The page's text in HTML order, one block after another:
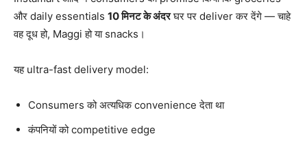
और daily essentials 10 मिनट के अंदरघर पर deliver कर देंगे — चाहे
वह दूध हो, Maggi हो या snacks।
यह ultra-fast delivery model:
Consumers को अत्यधिक convenience देता था
कंपनियों को competitive edge